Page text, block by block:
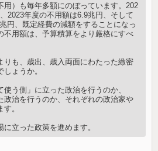
用）も毎年多額にのぼっています。202
2023年度の不用額は6.9兆円、そして
円、既定経費の減額をすることになっ
不用額は、予算積算をより厳格にすべ
りも、歳出、歳入両面にわたった緻密
ょうか。
う側」に立った政治を行うのか、
政治を行うのか、それぞれの政治家や
。
立った政策を進めます。